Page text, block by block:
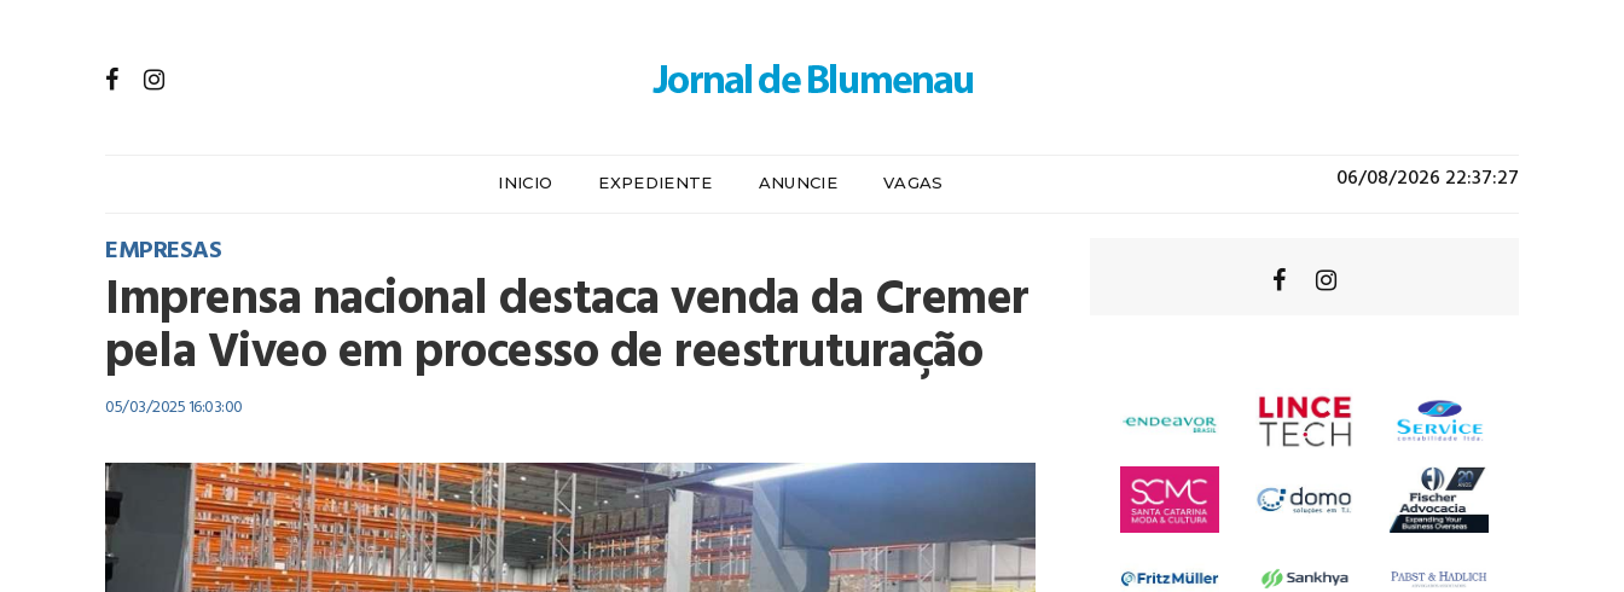
INICIO EXPEDIENTE ANUNCIE VAGAS 06/08/2026 22:37:27
EMPRESAS
Imprensa nacional destaca venda da Cremer
pela Viveo em processo de reestruturação
05/03/2025 16:03:00